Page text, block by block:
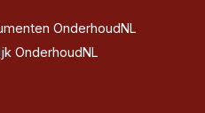
OnderhoudNL
OnderhoudNL